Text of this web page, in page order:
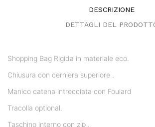
DESCRIZIONE
DETTAGLI DEL
Shopping Bag Rigida in materiale eco.
Chiusura con cerniera superiore .
Manico catena intrecciata con Foulard
Tracolla optional.
Taschino interno con zip .